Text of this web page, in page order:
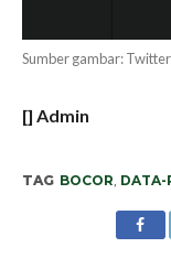
Sumber gambar:
[] Admin
TAG BOCOR DATA-